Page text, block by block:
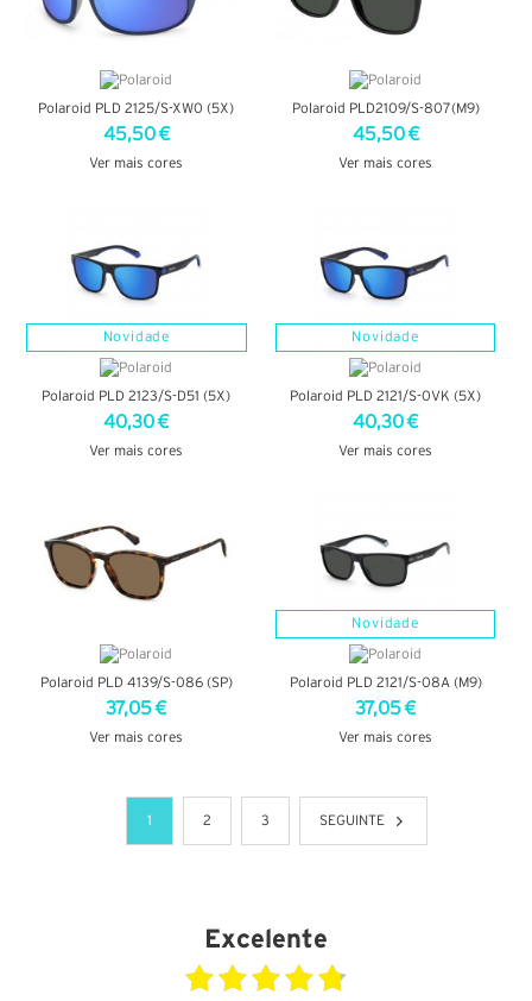
Polaroid PLD 2125/S-XW0 (5X)
45,50 €
Ver mais cores
Polaroid PLD2109/S-807(M9)
45,50 €
Ver mais cores
Novidade
Polaroid PLD 2123/S-D51 (5X)
40,30 €
Ver mais cores
Novidade
Polaroid PLD 2121/S-0VK (5X)
40,30 €
Ver mais cores
Polaroid PLD 4139/S-086 (SP)
37,05 €
Ver mais cores
Novidade
Polaroid PLD 2121/S-08A (M9)
37,05 €
Ver mais cores
1 2 3 SEGUINTE
Excelente